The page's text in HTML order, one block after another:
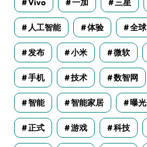
Vivo 一加 三星
人工智能 体验 全球
发布 小米 微软
手机 技术 数智网
智能 智能家居 曝光
正式 游戏 科技